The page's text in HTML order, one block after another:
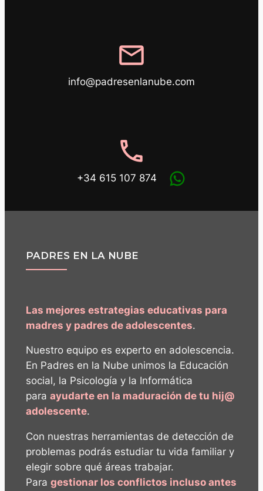
mail
info@padresenlanube.com
phone
+34 615 107 874
PADRES EN LA NUBE
Las mejores estrategias educativas para
madres y padres de adolescentes.
Nuestro equipo es experto en adolescencia.
En Padres en la Nube unimos la Educación
social, la Psicología y la Informática
para ayudarte en la maduración de tu hij@
adolescente.
Con nuestras herramientas de detección de
problemas podrás estudiar tu vida familiar y
elegir sobre qué áreas trabajar.
Para gestionar los conflictos incluso antes